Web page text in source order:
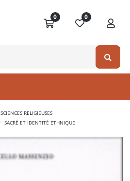
0 0
SCIENCES RELIGIEUSES
SACRÉ ET IDENTITÉ ETHNIQUE